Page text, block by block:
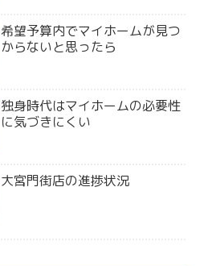
希望予算内でマイホームが見つ
からないと思ったら
独身時代はマイホームの必要性
に気づきにくい
大宮門街店の進捗状況